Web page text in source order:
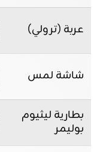
عربة (ترولي)
شاشة لمس
بطارية ليثيوم
بوليمر